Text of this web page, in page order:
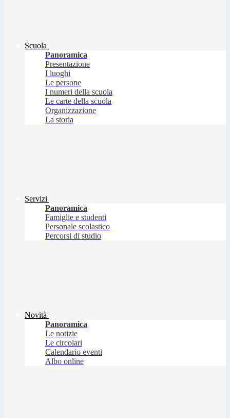
Scuola
Panoramica
Presentazione
I luoghi
Le persone
I numeri della scuola
Le carte della scuola
Organizzazione
La storia
Servizi
Panoramica
Famiglie e studenti
Personale scolastico
Percorsi di studio
Novità
Panoramica
Le notizie
Le circolari
Calendario eventi
Albo online